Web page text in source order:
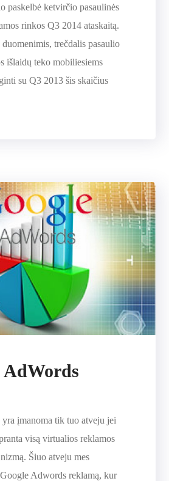
paskelbė ketvirčio pasaulinės
rinkos Q3 2014 ataskaitą.
trečdalis pasaulio
išlaidų teko mobiliesiems
su Q3 2013 šis skaičius
įmanoma tik tuo atveju jei
visą virtualios reklamos
Šiuo atveju mes
Adwords reklamą, kur